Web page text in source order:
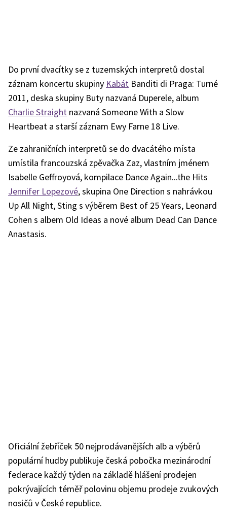
Do první dvacítky se z tuzemských interpretů dostal
záznam koncertu skupiny Kabát Banditi di Praga: Turné
2011, deska skupiny Buty nazvaná Duperele, album
Charlie Straight nazvaná Someone With a Slow
Heartbeat a starší záznam Ewy Farne 18 Live.
Ze zahraničních interpretů se do dvacátého místa
umístila francouzská zpěvačka Zaz, vlastním jménem
Isabelle Geffroyová, kompilace Dance Again...the Hits
Jennifer Lopezové, skupina One Direction s nahrávkou
Up All Night, Sting s výběrem Best of 25 Years, Leonard
Cohen s albem Old Ideas a nové album Dead Can Dance
Anastasis.
Oficiální žebříček 50 nejprodávanějších alb a výběrů
populární hudby publikuje česká pobočka mezinárodní
federace každý týden na základě hlášení prodejen
pokrývajících téměř polovinu objemu prodeje zvukových
nosičů v České republice.